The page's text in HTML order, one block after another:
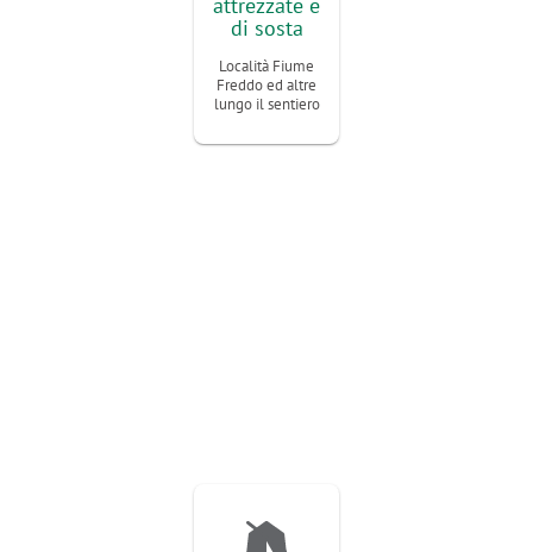
di sosta
Località Fiume
Freddo ed altre
lungo il sentiero